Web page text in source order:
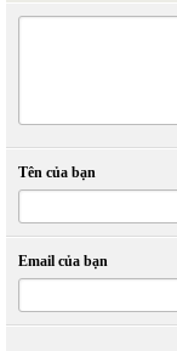
Tên của bạn
Email của bạn